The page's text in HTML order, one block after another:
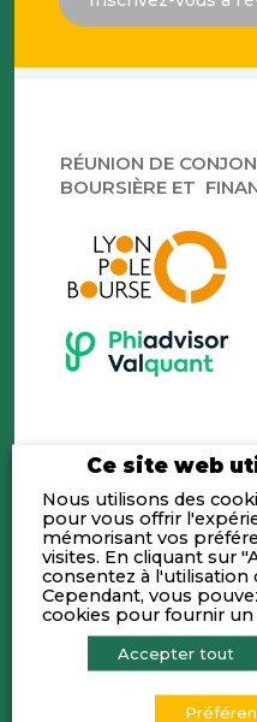
RÉUNION DE
BOURSIÈRE ET
L’invité du mois : Eric
Directoire de
•Éric GALIEGUE,
proposera son
du mois écoulé,
jour du scénario de
•Amaury VANOYE,
Advolis Orfis,
Lyon Pôle Bourse.
Franck DUSSOGE,
Ce site web
Nous utilisons des
pour vous offrir
mémorisant vos
visites. En cliquant sur
consentez à l'utilisation
Cependant, vous
cookies pour fournir
Accepter tout